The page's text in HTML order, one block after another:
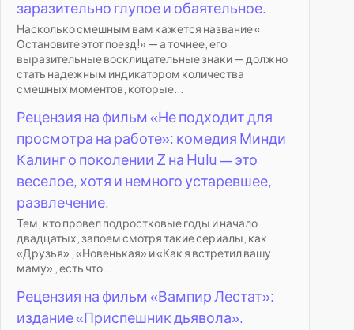
заразительно глупое и обаятельное.
Насколько смешным вам кажется название «
Остановите этот поезд!» — а точнее, его
выразительные восклицательные знаки — должно
стать надежным индикатором количества
смешных моментов, которые...
Рецензия на фильм «Не подходит для
просмотра на работе»: комедия Минди
Калинг о поколении Z на Hulu — это
веселое, хотя и немного устаревшее,
развлечение.
Тем, кто провел подростковые годы и начало
двадцатых, запоем смотря такие сериалы, как
«Друзья» , «Новенькая» и «Как я встретил вашу
маму» , есть что...
Рецензия на фильм «Вампир Лестат»:
издание «Приспешник дьявола».